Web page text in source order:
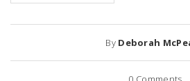
By Deborah